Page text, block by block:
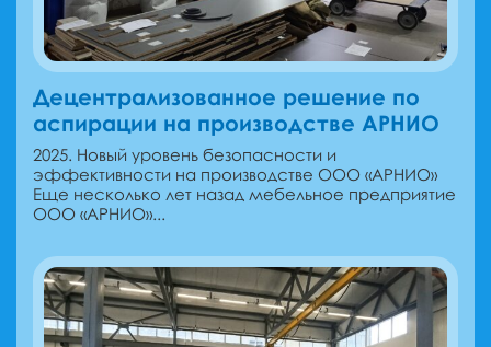
Децентрализованное решение по
аспирации на производстве АРНИО
2025. Новый уровень безопасности и
эффективности на производстве ООО «АРНИО»
Еще несколько лет назад мебельное предприятие
ООО «АРНИО»...